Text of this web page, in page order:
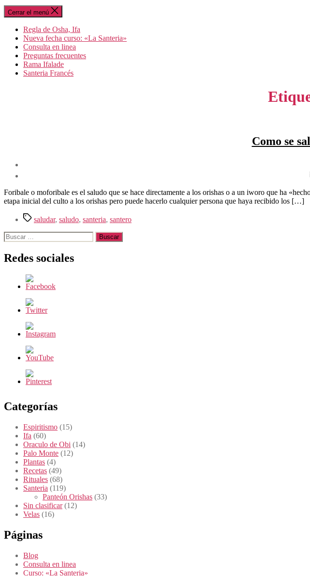
Cerrar el menú
Regla de Osha, Ifa
Nueva fecha curso: «La Santeria»
Consulta en linea
Preguntas frecuentes
Rama Ifalade
Santeria Francés
Como se
Foribale o moforibale es el saludo que se hace directamente a los orishas o a un iworo que ha
etapa inicial del culto a los orishas pero puede hacerlo cualquier persona que haya recibido los […]
Etiquetas
saludar, saludo, santeria, santero
Buscar:
Redes sociales
Categorías
Espiritismo (15)
Ifa (60)
Oraculo de Obi (14)
Palo Monte (12)
Plantas (4)
Recetas (49)
Rituales (68)
Santeria (119)
Panteón Orishas (33)
Sin clasificar(12)
Velas (16)
Páginas
Blog
Consulta en linea
Curso: «La Santeria»